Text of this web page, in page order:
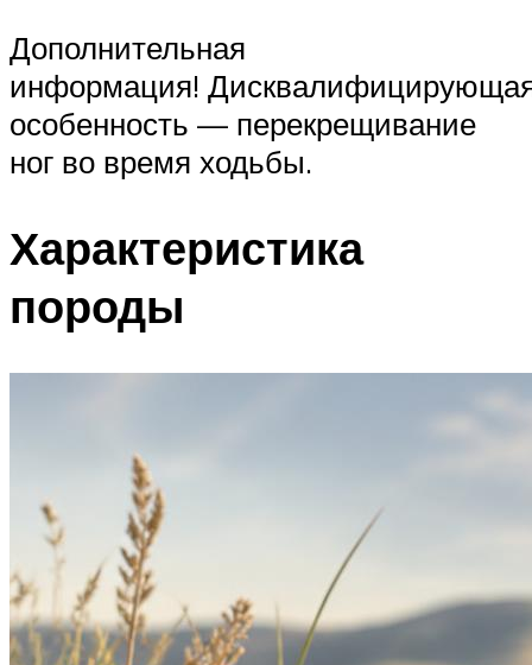
Дополнительная
информация!
особенность — перекрещивание
ног во время ходьбы.
Характеристика
породы